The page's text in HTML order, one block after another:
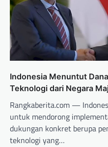
Indonesia Menuntut
Teknologi dari Negara
Rangkaberita.com —
untuk mendorong
dukungan konkret berupa
teknologi yang…